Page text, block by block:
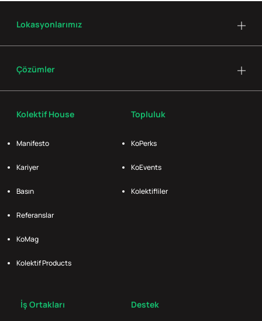
Kolektif House
Manifesto
Kariyer
Basın
Referanslar
KoMag
Kolektif Products
Topluluk
KoPerks
KoEvents
Kolektifliler
İş Ortakları Destek
Lokasyonlarımız
Çözümler